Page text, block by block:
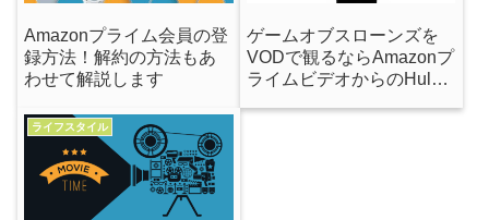
Amazonプライム会員の登
録方法！解約の方法もあ
わせて解説します
ゲームオブスローンズを
VODで観るならAmazonプ
ライムビデオからのHulu
ライフスタイル